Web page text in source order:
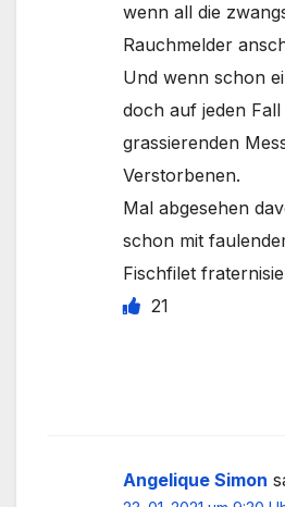
wenn all die
Rauchmelder
Und wenn schon
doch auf jeden
grassierenden
Verstorbenen.
Mal abgesehen
schon mit
Fischfilet
21
Angelique Simon